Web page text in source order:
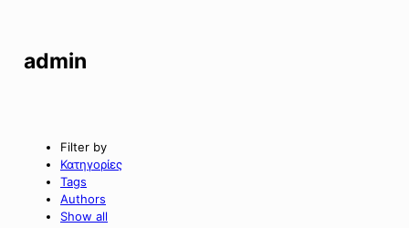
admin
Filter by
Κατηγορίες
Tags
Authors
Show all